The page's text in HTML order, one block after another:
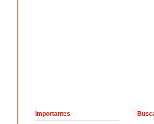
Importantes